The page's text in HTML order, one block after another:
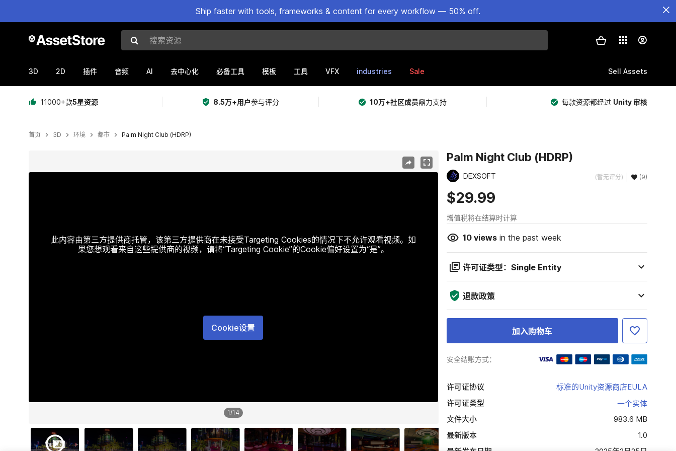
Ship faster with tools, frameworks & content for every workflow — 50% off.
搜索资源
3D 2D 插件 音频 AI 去中心化 必备工具 模板 工具 VFX industries Sale Sell Assets
11000+款5星资源 8.5万+用户参与评分 10万+社区成员鼎力支持 每款资源都经过 Unity 审核
首页 3D 环境 都市 Palm Night Club (HDRP)
此内容由第三方提供商托管，该第三方提供商在未接受Targeting Cookies的情况下不允许观看视频。如
果您想观看来自这些提供商的视频，请将“Targeting Cookie”的Cookie偏好设置为“是”。
Cookie设置
1/14
Palm Night Club (HDRP)
DEXSOFT (暂无评分) (9)
$29.99
增值税将在结算时计算
10viewsin the past week
许可证类型：Single Entity
退款政策
加入购物车
安全结账方式：
许可证协议
标准的Unity资源商店EULA
许可证类型
一个实体
文件大小
983.6 MB
最新版本
1.0